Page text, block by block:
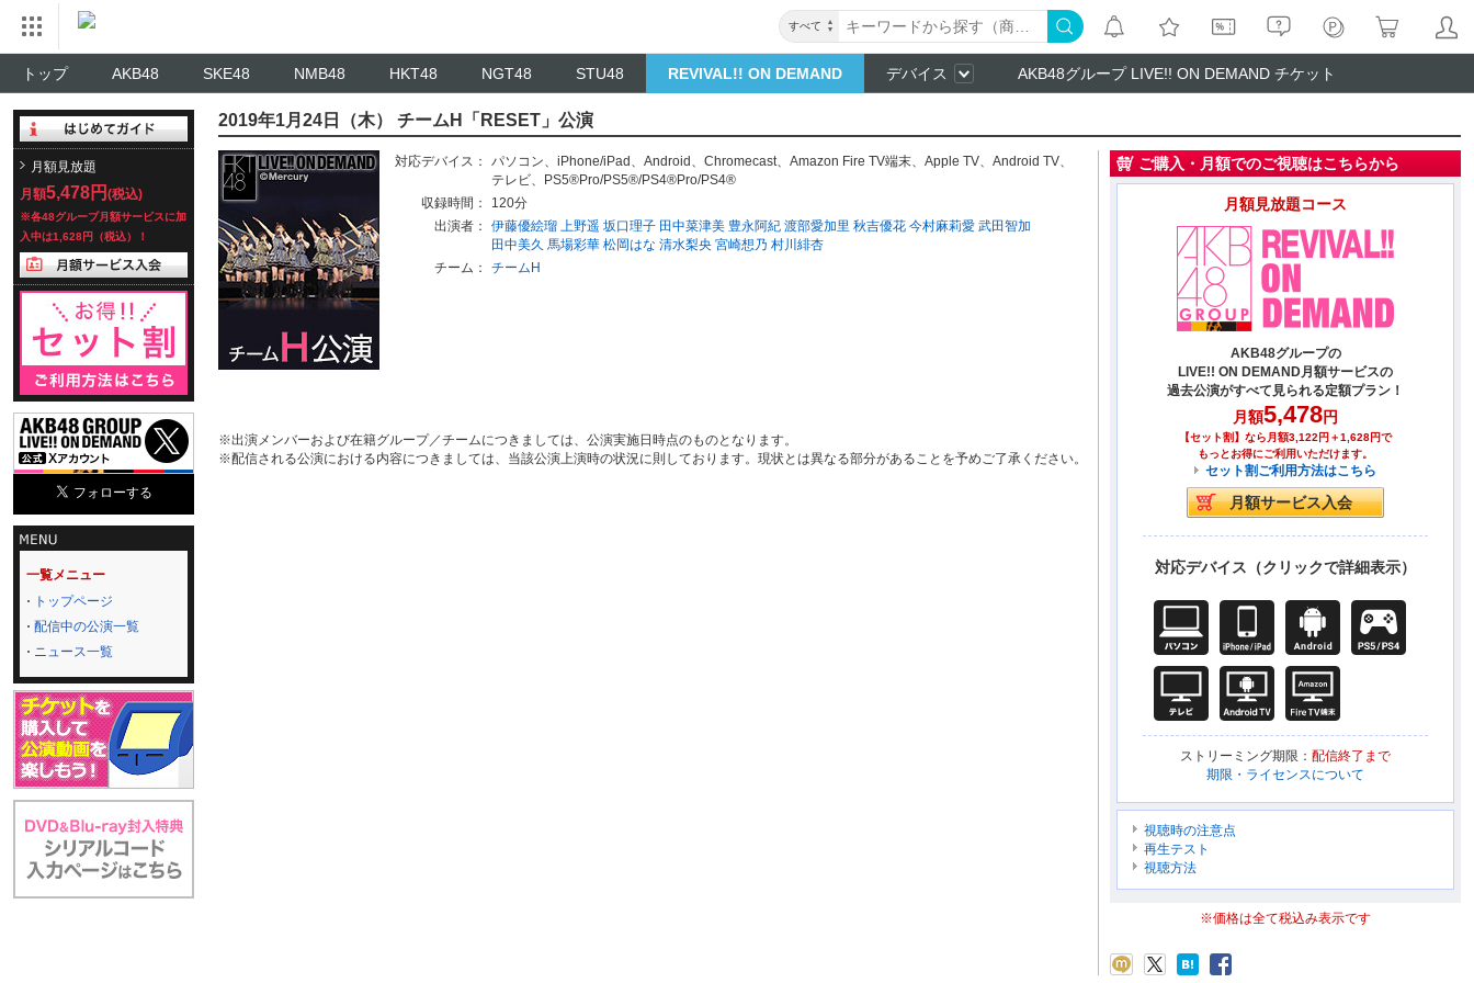
すべて
トップ AKB48 SKE48 NMB48 HKT48 NGT48 STU48 REVIVAL!! ON DEMAND デバイス AKB48グループ LIVE!! ON DEMAND チケット
月額見放題
月額5,478円 (税込)
※各48グループ月額サービスに加
入中は1,628円（税込）！
一覧メニュー
トップページ
配信中の公演一覧
ニュース一覧
2019年1月24日（木） チームH「RESET」公演
対応デバイス： パソコン、 iPhone/iPad 、 Android 、 Chromecast、 Amazon Fire TV端末、 Apple TV、 Android TV、
テレビ、
PS5®Pro/PS5®/PS4®Pro/PS4®
収録時間：
120分
出演者：
伊藤優絵瑠 上野遥 坂口理子 田中菜津美 豊永阿紀 渡部愛加里 秋吉優花 今村麻莉愛 武田智加
田中美久 馬場彩華 松岡はな 清水梨央 宮崎想乃 村川緋杏
チーム：
チームH
※出演メンバーおよび在籍グループ／チームにつきましては、公演実施日時点のものとなります。
※配信される公演における内容につきましては、当該公演上演時の状況に則しております。現状とは異なる部分があることを予めご了承ください。
ご購入・月額でのご視聴はこちらから
月額見放題コース
AKB48グループの
LIVE!! ON DEMAND月額サービスの
過去公演がすべて見られる定額プラン！
月額5,478円
【セット割】なら月額3,122円＋1,628円で
もっとお得にご利用いただけます。
セット割ご利用方法はこちら
対応デバイス（クリックで詳細表示）
ストリーミング期限： 配信終了まで
期限・ライセンスについて
視聴時の注意点
再生テスト
視聴方法
※価格は全て税込み表示です